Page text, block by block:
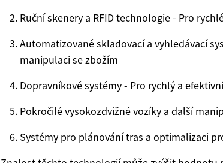
Ruční skenery a RFID technologie - Pro
Automatizované skladovací a vyhledávací
manipulaci se zbožím
Dopravníkové systémy - Pro rychlý a
Pokročilé vysokozdvižné vozíky a další
Systémy pro plánování tras a optimalizaci